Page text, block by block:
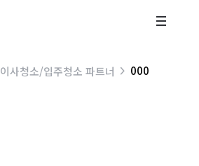
이사청소/입주청소 파트너 000